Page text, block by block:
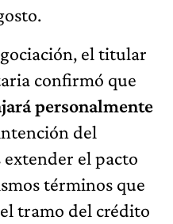
el titular
confirmó que
personalmente
del
el pacto
términos que
tramo del crédito